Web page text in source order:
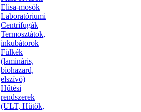
Elisa-mosók
Laboratóriumi
Centrifugák
Termosztátok,
inkubátorok
Fülkék
(lamináris,
biohazard,
elszívó)
Hűtési
rendszerek
(ULT, Hűtők,